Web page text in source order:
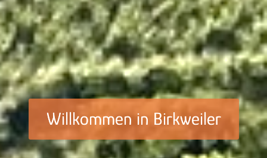
Willkommen in Birkweiler